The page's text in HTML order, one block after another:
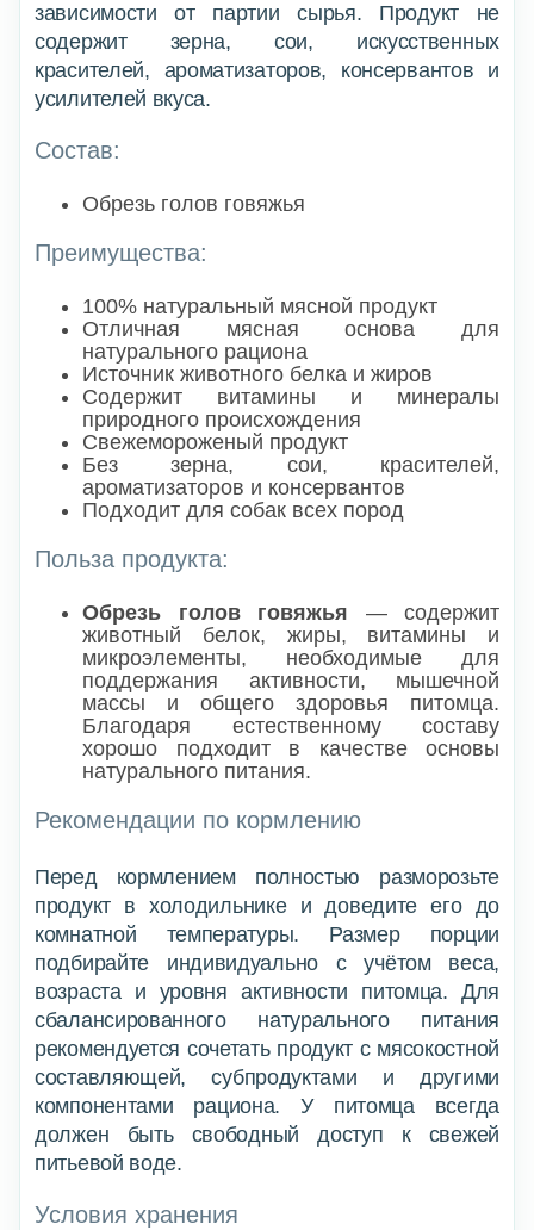
зависимости от партии сырья. Продукт не
содержит зерна, сои, искусственных
красителей, ароматизаторов, консервантов и
усилителей вкуса.
Состав:
Обрезь голов говяжья
Преимущества:
100% натуральный мясной продукт
Отличная мясная основа для
натурального рациона
Источник животного белка и жиров
Содержит витамины и минералы
природного происхождения
Свежемороженый продукт
Без зерна, сои, красителей,
ароматизаторов и консервантов
Подходит для собак всех пород
Польза продукта:
Обрезь голов говяжья — содержит
животный белок, жиры, витамины и
микроэлементы, необходимые для
поддержания активности, мышечной
массы и общего здоровья питомца.
Благодаря естественному составу
хорошо подходит в качестве основы
натурального питания.
Рекомендации по кормлению
Перед кормлением полностью разморозьте
продукт в холодильнике и доведите его до
комнатной температуры. Размер порции
подбирайте индивидуально с учётом веса,
возраста и уровня активности питомца. Для
сбалансированного натурального питания
рекомендуется сочетать продукт с мясокостной
составляющей, субпродуктами и другими
компонентами рациона. У питомца всегда
должен быть свободный доступ к свежей
питьевой воде.
Условия хранения